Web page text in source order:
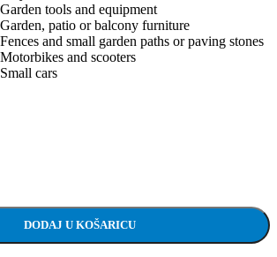
perač K4 - Power Control Home količina
DODAJ U KOŠARICU